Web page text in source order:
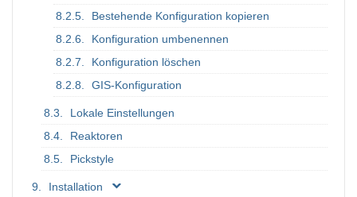
Bestehende Konfiguration kopieren
Konfiguration umbenennen
Konfiguration löschen
GIS-Konfiguration
Lokale Einstellungen
Reaktoren
Pickstyle
Installation